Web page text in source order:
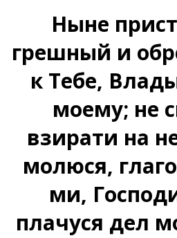
Ныне
грешный и
к Тебе,
моему; не
взирати на
молюся,
ми,
плачуся дел